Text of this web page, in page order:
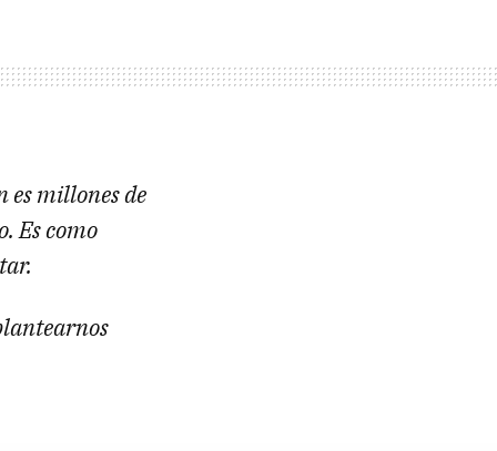
millones de
Es como